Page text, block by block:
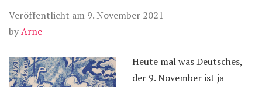
Veröffentlicht am 9. November 2021
byArne
Heute mal was Deutsches,
der 9. November ist ja